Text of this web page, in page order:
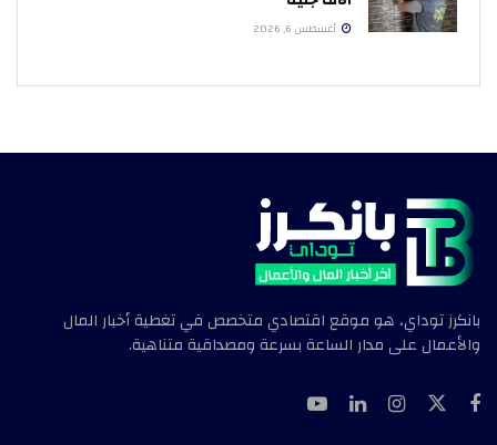
أغسطس 6, 2026
بانكرز توداي، هو موقع اقتصادي متخصص في تغطية أخبار المال
والأعمال على مدار الساعة بسرعة ومصداقية متناهية.